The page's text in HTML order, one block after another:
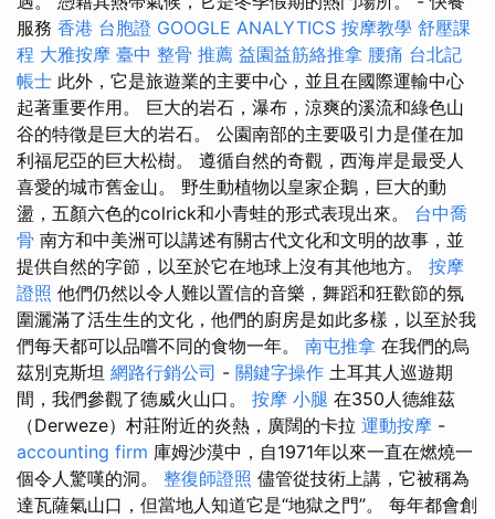
服務 香港 台胞證 GOOGLE ANALYTICS 按摩教學 舒壓課
程 大雅按摩 臺中 整骨 推薦 益園益筋絡推拿 腰痛 台北記
帳士 此外，它是旅遊業的主要中心，並且在國際運輸中心
起著重要作用。 巨大的岩石，瀑布，涼爽的溪流和綠色山
谷的特徵是巨大的岩石。 公園南部的主要吸引力是僅在加
利福尼亞的巨大松樹。 遵循自然的奇觀，西海岸是最受人
喜愛的城市舊金山。 野生動植物以皇家企鵝，巨大的動
盪，五顏六色的colrick和小青蛙的形式表現出來。 台中喬
骨 南方和中美洲可以講述有關古代文化和文明的故事，並
提供自然的字節，以至於它在地球上沒有其他地方。 按摩
證照 他們仍然以令人難以置信的音樂，舞蹈和狂歡節的氛
圍灑滿了活生生的文化，他們的廚房是如此多樣，以至於我
們每天都可以品嚐不同的食物一年。 南屯推拿 在我們的烏
茲別克斯坦 網路行銷公司 - 關鍵字操作 土耳其人巡遊期
間，我們參觀了德威火山口。 按摩 小腿 在350人德維茲
（Derweze）村莊附近的炎熱，廣闊的卡拉 運動按摩 -
accounting firm 庫姆沙漠中，自1971年以來一直在燃燒一
個令人驚嘆的洞。 整復師證照 儘管從技術上講，它被稱為
達瓦薩氣山口，但當地人知道它是“地獄之門”。 每年都會創